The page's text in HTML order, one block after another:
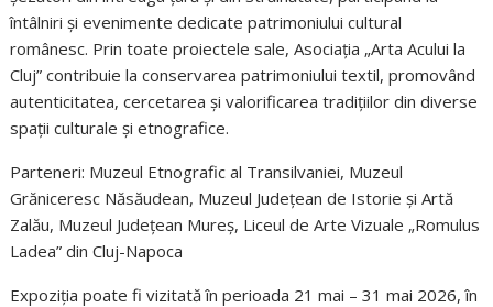
întâlniri și evenimente dedicate patrimoniului cultural
românesc. Prin toate proiectele sale, Asociația „Arta Acului la
Cluj” contribuie la conservarea patrimoniului textil, promovând
autenticitatea, cercetarea și valorificarea tradițiilor din diverse
spații culturale și etnografice.
Parteneri: Muzeul Etnografic al Transilvaniei, Muzeul
Grăniceresc Năsăudean, Muzeul Județean de Istorie și Artă
Zalău, Muzeul Județean Mureș, Liceul de Arte Vizuale „Romulus
Ladea” din Cluj-Napoca
Expoziția poate fi vizitată în perioada 21 mai – 31 mai 2026, în